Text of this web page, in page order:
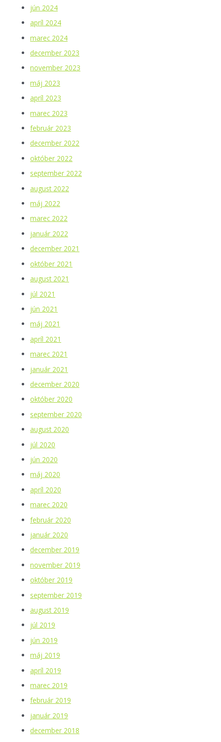
jún 2024
apríl 2024
marec 2024
december 2023
november 2023
máj 2023
apríl 2023
marec 2023
február 2023
december 2022
október 2022
september 2022
august 2022
máj 2022
marec 2022
január 2022
december 2021
október 2021
august 2021
júl 2021
jún 2021
máj 2021
apríl 2021
marec 2021
január 2021
december 2020
október 2020
september 2020
august 2020
júl 2020
jún 2020
máj 2020
apríl 2020
marec 2020
február 2020
január 2020
december 2019
november 2019
október 2019
september 2019
august 2019
júl 2019
jún 2019
máj 2019
apríl 2019
marec 2019
február 2019
január 2019
december 2018